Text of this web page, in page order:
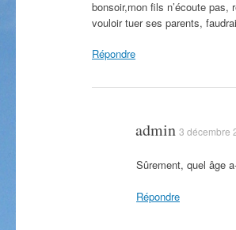
bonsoir,mon fils n’écoute
vouloir tuer ses parents,
Répondre
admin 3 décembre
Sûrement, quel âge
Répondre